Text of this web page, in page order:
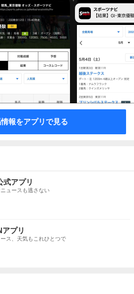
報をアプリで見る
式アプリ
ュースも逃さない
プリ
ス、天気もこれひとつで